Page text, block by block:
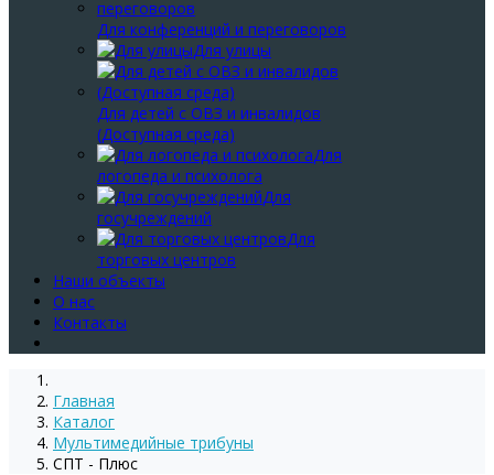
Для конференций и переговоров
Для улицы
Для детей с ОВЗ и инвалидов
(Доступная среда)
Для
логопеда и психолога
Для
госучреждений
Для
торговых центров
Наши объекты
О нас
Контакты
Главная
Каталог
Мультимедийные трибуны
СПТ - Плюс